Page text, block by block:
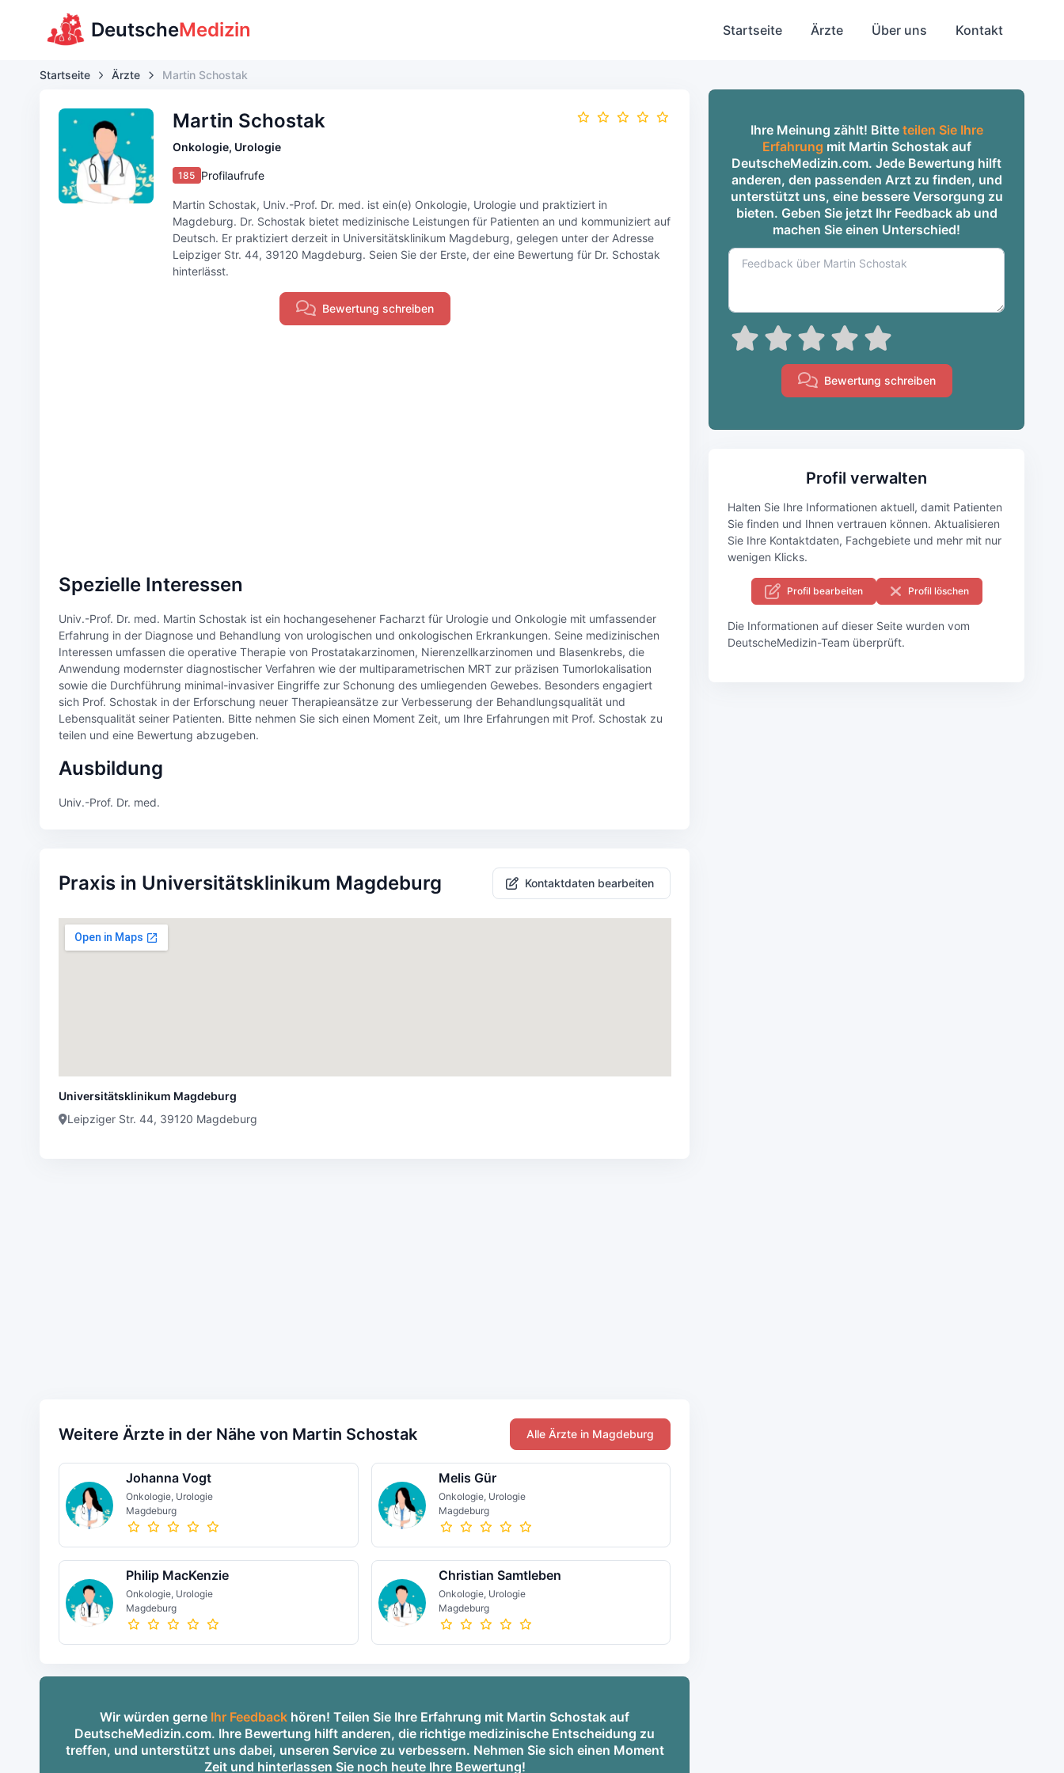
DeutscheMedizin Startseite Ärzte Über uns Kontakt
Startseite Ärzte Martin Schostak
Martin Schostak
Onkologie, Urologie
185 Profilaufrufe
Martin Schostak, Univ.-Prof. Dr. med. ist ein(e) Onkologie, Urologie und praktiziert in
Magdeburg. Dr. Schostak bietet medizinische Leistungen für Patienten an und kommuniziert auf
Deutsch. Er praktiziert derzeit in Universitätsklinikum Magdeburg, gelegen unter der Adresse
Leipziger Str. 44, 39120 Magdeburg. Seien Sie der Erste, der eine Bewertung für Dr. Schostak
hinterlässt.
Bewertung schreiben
Spezielle Interessen
Univ.-Prof. Dr. med. Martin Schostak ist ein hochangesehener Facharzt für Urologie und Onkologie mit umfassender
Erfahrung in der Diagnose und Behandlung von urologischen und onkologischen Erkrankungen. Seine medizinischen
Interessen umfassen die operative Therapie von Prostatakarzinomen, Nierenzellkarzinomen und Blasenkrebs, die
Anwendung modernster diagnostischer Verfahren wie der multiparametrischen MRT zur präzisen Tumorlokalisation
sowie die Durchführung minimal-invasiver Eingriffe zur Schonung des umliegenden Gewebes. Besonders engagiert
sich Prof. Schostak in der Erforschung neuer Therapieansätze zur Verbesserung der Behandlungsqualität und
Lebensqualität seiner Patienten. Bitte nehmen Sie sich einen Moment Zeit, um Ihre Erfahrungen mit Prof. Schostak zu
teilen und eine Bewertung abzugeben.
Ausbildung
Univ.-Prof. Dr. med.
Praxis in Universitätsklinikum Magdeburg Kontaktdaten bearbeiten
Universitätsklinikum Magdeburg
Leipziger Str. 44, 39120 Magdeburg
Weitere Ärzte in der Nähe von Martin Schostak Alle Ärzte in Magdeburg
Johanna Vogt
Onkologie, Urologie
Magdeburg
Melis Gür
Onkologie, Urologie
Magdeburg
Philip MacKenzie
Onkologie, Urologie
Magdeburg
Christian Samtleben
Onkologie, Urologie
Magdeburg
Wir würden gerne Ihr Feedback hören! Teilen Sie Ihre Erfahrung mit Martin Schostak auf
DeutscheMedizin.com. Ihre Bewertung hilft anderen, die richtige medizinische Entscheidung zu
treffen, und unterstützt uns dabei, unseren Service zu verbessern. Nehmen Sie sich einen Moment
Zeit und hinterlassen Sie noch heute Ihre Bewertung!
Ihre Meinung zählt! Bitte teilen Sie Ihre
Erfahrung mit Martin Schostak auf
DeutscheMedizin.com. Jede Bewertung hilft
anderen, den passenden Arzt zu finden, und
unterstützt uns, eine bessere Versorgung zu
bieten. Geben Sie jetzt Ihr Feedback ab und
machen Sie einen Unterschied!
Bewertung schreiben
Profil verwalten
Halten Sie Ihre Informationen aktuell, damit Patienten
Sie finden und Ihnen vertrauen können. Aktualisieren
Sie Ihre Kontaktdaten, Fachgebiete und mehr mit nur
wenigen Klicks.
Profil bearbeiten Profil löschen
Die Informationen auf dieser Seite wurden vom
DeutscheMedizin-Team überprüft.